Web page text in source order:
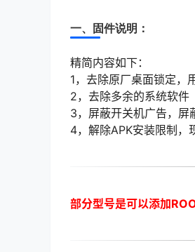
一、固件说明：
精简内容如下：
1，去除原厂桌面锁定，
2，去除多余的系统软件
3，屏蔽开关机广告，屏
4，解除APK安装限制，
部分型号是可以添加